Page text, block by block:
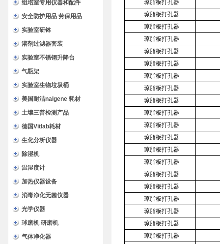
组培室专用仪器和配件
安全防护用品 劳保用品
实验室研钵
溶剂过滤器套装
实验室不锈钢升降台
气瓶架
实验室生物垃圾桶
美国耐洁nalgene 耗材
土壤三普检测产品
德国Vitlab耗材
生化分析仪器
除湿机
温湿度计
加热仪器设备
消毒净化无菌仪器
光学仪器
球磨机 研磨机
气体净化器
琼脂板打孔器
琼脂板打孔器
琼脂板打孔器
琼脂板打孔器
琼脂板打孔器
琼脂板打孔器
琼脂板打孔器
琼脂板打孔器
琼脂板打孔器
琼脂板打孔器
琼脂板打孔器
琼脂板打孔器
琼脂板打孔器
琼脂板打孔器
琼脂板打孔器
琼脂板打孔器
琼脂板打孔器
琼脂板打孔器
琼脂板打孔器
琼脂板打孔器